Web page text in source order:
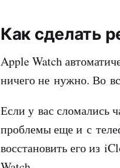
Как сделать
Apple Watch
ничего не нужно. Во
Если у вас сломались
проблемы еще и с
восстановить его из